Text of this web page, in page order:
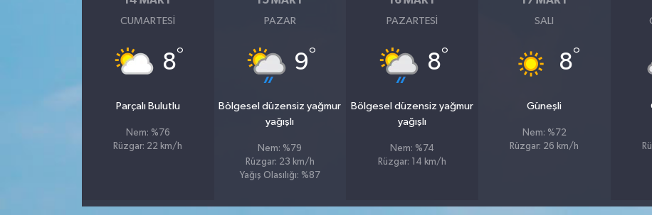
CUMARTESI
8°
Parçalı Bulutlu
Nem: %76
Rüzgar: 22 km/h
PAZAR
9°
Bölgesel düzensiz yağmur
yağışlı
Nem: %79
Rüzgar: 23 km/h
Yağış Olasılığı: %87
PAZARTESI
8°
Bölgesel düzensiz yağmur
yağışlı
Nem: %74
Rüzgar: 14 km/h
SALI
8°
Güneşli
Nem: %72
Rüzgar: 26 km/h